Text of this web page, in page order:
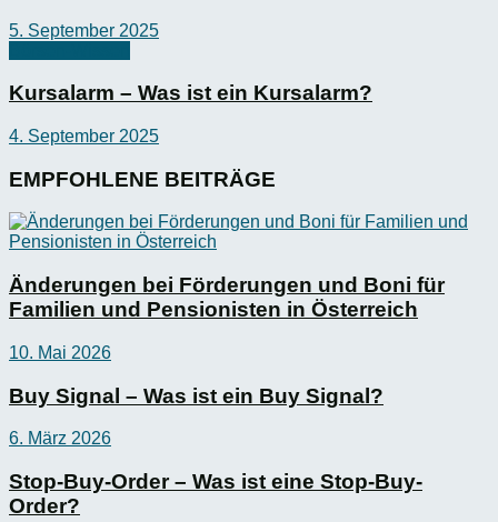
5. September 2025
Kursalarm – Was ist ein Kursalarm?
4. September 2025
EMPFOHLENE BEITRÄGE
Änderungen bei Förderungen und Boni für
Familien und Pensionisten in Österreich
10. Mai 2026
Buy Signal – Was ist ein Buy Signal?
6. März 2026
Stop-Buy-Order – Was ist eine Stop-Buy-
Order?